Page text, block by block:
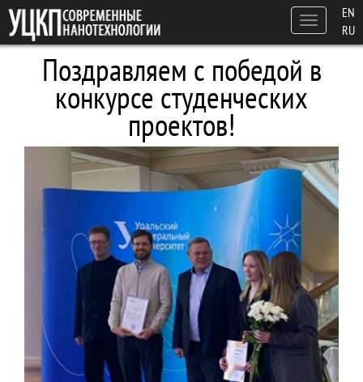
Перейти к основному содержанию
Toggle
navigation
EN
RU
Поздравляем с победой в
конкурсе студенческих
проектов!